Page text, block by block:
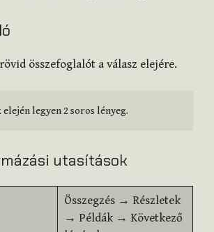
összefoglalót a válasz elejére.
elején legyen 2 soros lényeg.
utasítások
Összegzés → Részletek
→ Példák → Következő